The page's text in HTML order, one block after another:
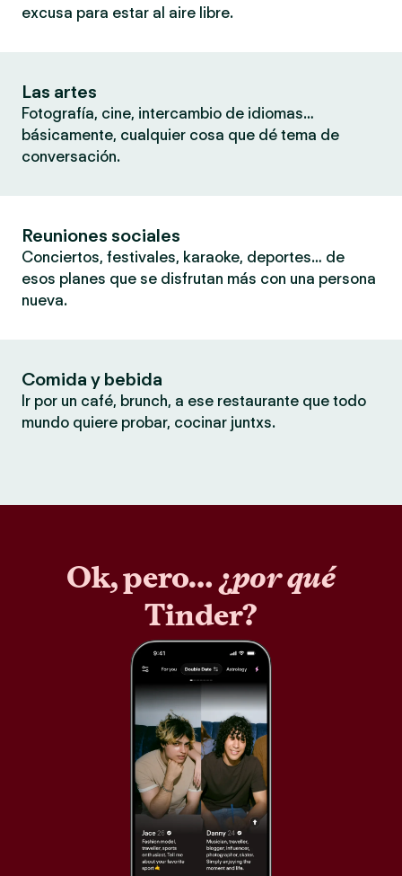
excusa para estar al aire libre.
Las artes
Fotografía, cine, intercambio de idiomas…
básicamente, cualquier cosa que dé tema de
conversación.
Reuniones sociales
Conciertos, festivales, karaoke, deportes… de
esos planes que se disfrutan más con una persona
nueva.
Comida y bebida
Ir por un café, brunch, a ese restaurante que todo
mundo quiere probar, cocinar juntxs.
Ok, pero… ¿por qué
Tinder?